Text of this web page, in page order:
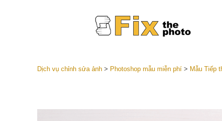
Dịch vụ chỉnh sửa ảnh> Photoshop mẫu miễn phí> Mẫu Tiếp